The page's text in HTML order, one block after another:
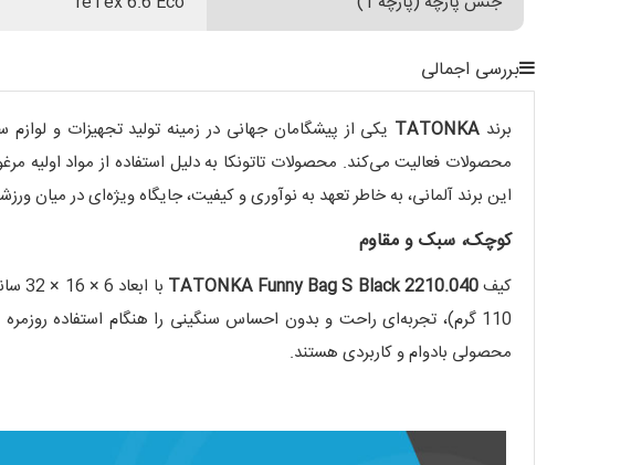
بررسی اجمالی
برند TATONKA
محصولات فعالیت می‌کند. محصولات تاتونکا به دلیل استفاده از مواد اولیه
این برند آلمانی، به خاطر تعهد به نوآوری و کیفیت، جایگاه ویژه‌ای در میان
کوچک، سبک و مقاوم
کیفTATONKA Funny Bag S Black 2210.040
با
110 گرم)، تجربه‌ای راحت و بدون احساس سنگینی را هنگام استفاده
محصولی بادوام و کاربردی هستند.